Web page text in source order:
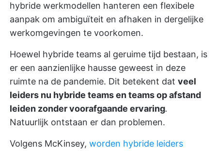
hybride werkmodellen hanteren een flexibele
aanpak om ambiguïteit en afhaken in dergelijke
werkomgevingen te voorkomen.
Hoewel hybride teams al geruime tijd bestaan, is
er een aanzienlijke hausse geweest in deze
ruimte na de pandemie. Dit betekent dat veel
leiders nu hybride teams en teams op afstand
leiden zonder voorafgaande ervaring.
Natuurlijk ontstaan er dan problemen.
Volgens McKinsey, worden hybride leiders